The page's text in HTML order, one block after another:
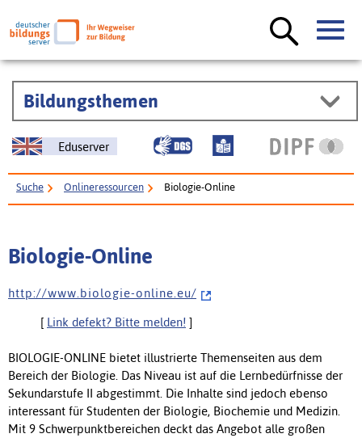
Bildungsthemen
Eduserver
Suche Onlineressourcen Biologie-Online
Biologie-Online
h t t p : / / w w w . b i o l o g i e - o n l i n e . e u /
[ Link defekt? Bitte melden! ]
BIOLOGIE-ONLINE bietet illustrierte Themenseiten aus dem
Bereich der Biologie. Das Niveau ist auf die Lernbedürfnisse der
Sekundarstufe II abgestimmt. Die Inhalte sind jedoch ebenso
interessant für Studenten der Biologie, Biochemie und Medizin.
Mit 9 Schwerpunktbereichen deckt das Angebot alle großen